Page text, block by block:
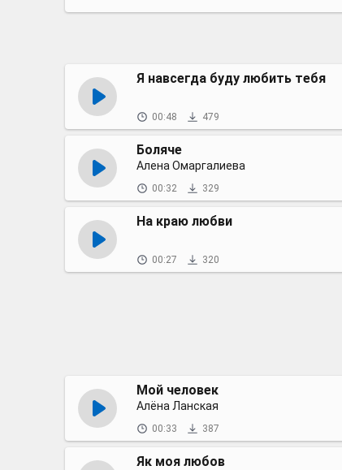
Я навсегда буду любить тебя
00:48 479
Боляче
Алена Омаргалиева
00:32 329
На краю любви
00:27 320
Мой человек
Алёна Ланская
00:33 387
Як моя любов